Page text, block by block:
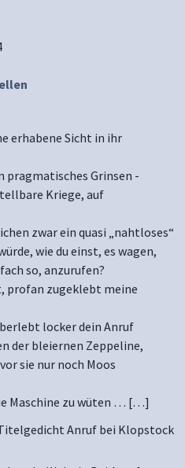
erhabene Sicht in ihr
pragmatisches Grinsen -
Kriege, auf
zwar ein quasi „nahtloses“
wie du einst, es wagen,
so, anzurufen?
profan zugeklebt meine
locker dein Anruf
der bleiernen Zeppeline,
sie nur noch Moos
Maschine zu wüten … […]
Anruf bei Klopstock